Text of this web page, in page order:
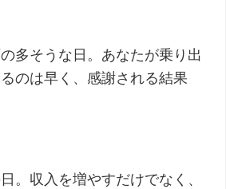
多そうな日。あなたが乗り出
のは早く、感謝される結果
。収入を増やすだけでなく、